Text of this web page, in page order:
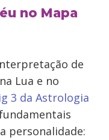
no Mapa
de
Lua e no
3 da Astrologia
personalidade: